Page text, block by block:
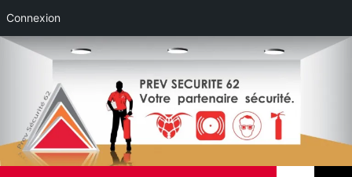
Connexion
Aller